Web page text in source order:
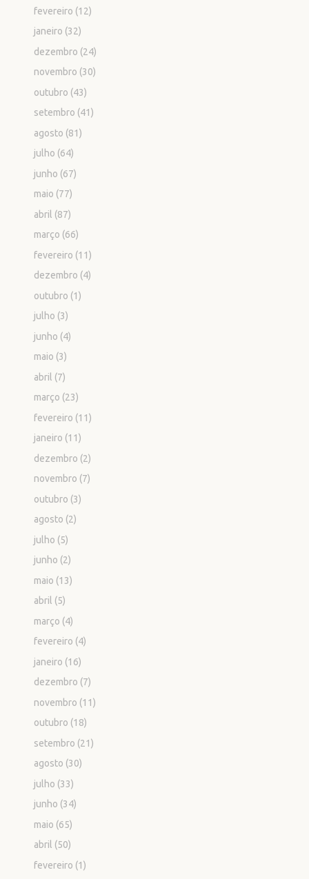
fevereiro (12)
janeiro (32)
dezembro (24)
novembro (30)
outubro (43)
setembro (41)
agosto (81)
julho (64)
junho (67)
maio (77)
abril (87)
março (66)
fevereiro (11)
dezembro (4)
outubro (1)
julho (3)
junho (4)
maio (3)
abril (7)
março (23)
fevereiro (11)
janeiro (11)
dezembro (2)
novembro (7)
outubro (3)
agosto (2)
julho (5)
junho (2)
maio (13)
abril (5)
março (4)
fevereiro (4)
janeiro (16)
dezembro (7)
novembro (11)
outubro (18)
setembro (21)
agosto (30)
julho (33)
junho (34)
maio (65)
abril (50)
fevereiro (1)